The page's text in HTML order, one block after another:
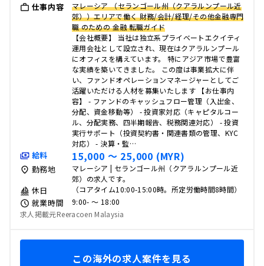
仕事内容
マレーシア （セランゴール州（クアラルンプール近
郊））エリアで働く 財務/会計/経理/その他金融専門
職 のための 金融 転職ガイド
【会社概要】 当社は独立系プライベートエクイティ
運用会社として設立され、現在はクアラルンプール
にオフィスを構えています。 特にアジア市場で豊富
な実績を築いてきました。 この度は事業拡大に伴
い、ファンドオペレーションマネージャーとしてご
活躍いただける人材を募集いたします 【お仕事内
容】 - ファンドのキャッシュフロー管理（入出金、
分配、資金移動等） - 投資家対応（キャピタルコー
ル、分配実務、四半期報告、税務関連対応） - 投資
実行サポート（投資契約書・関連書類の管理、KYC
対応） - 決算・監…
給料 15,000 〜 25,000 (MYR)
勤務地
マレーシア | セランゴール州（クアラルンプール近
郊）の求人です。
休日 （コアタイム10:00-15:00時。所定労働時間8時間）
就業時間
9:00- 〜 18:00
求人掲載元Reeracoen Malaysia
この海外の求人案件を見る